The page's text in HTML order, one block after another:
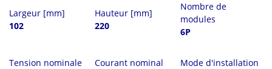
Largeur [mm]
102
Hauteur [mm]
220
Nombre de
modules
6P
Tension nominale
Courant nominal
Mode d'installation